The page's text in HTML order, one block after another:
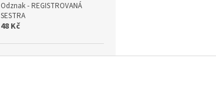
Odznak - REGISTROVANÁ
SESTRA
48 Kč